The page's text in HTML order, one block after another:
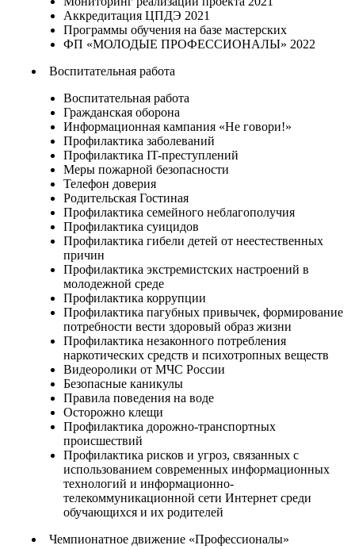
Аккредитация ЦПДЭ 2021
Программы обучения на базе мастерских
ФП «МОЛОДЫЕ ПРОФЕССИОНАЛЫ» 2022
Воспитательная работа
Воспитательная работа
Гражданская оборона
Информационная кампания «Не говори!»
Профилактика заболеваний
Профилактика IT-преступлений
Меры пожарной безопасности
Телефон доверия
Родительская Гостиная
Профилактика семейного неблагополучия
Профилактика суицидов
Профилактика гибели детей от неестественных
причин
Профилактика экстремистских настроений в
молодежной среде
Профилактика коррупции
Профилактика пагубных привычек, формирование
потребности вести здоровый образ жизни
Профилактика незаконного потребления
наркотических средств и психотропных веществ
Видеоролики от МЧС России
Безопасные каникулы
Правила поведения на воде
Осторожно клещи
Профилактика дорожно-транспортных
происшествий
Профилактика рисков и угроз, связанных с
использованием современных информационных
технологий и информационно-
телекоммуникационной сети Интернет среди
обучающихся и их родителей
Чемпионатное движение «Профессионалы»